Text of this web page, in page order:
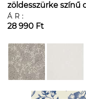
zöldesszürke színű
ÁR:
28 990 Ft